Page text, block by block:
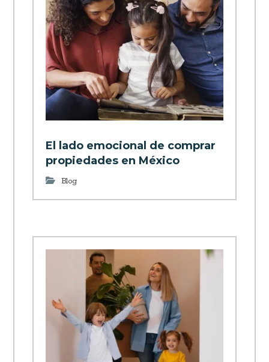
El lado emocional de comprar
propiedades en México
Blog